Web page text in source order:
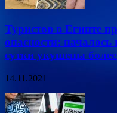
Туристов в Египте
опасности: началось
сутки укушены
14.11.2021